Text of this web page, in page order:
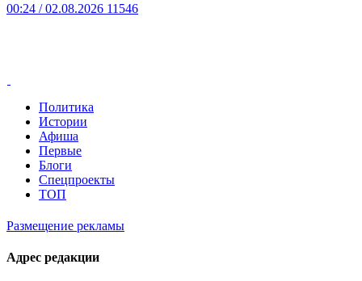
00:24 / 02.08.2026 11546
Политика
Истории
Афиша
Первые
Блоги
Спецпроекты
ТОП
Размещение рекламы
Адрес редакции